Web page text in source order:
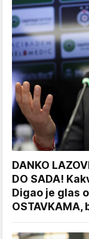
DANKO
DO SADA!
Digao je glas